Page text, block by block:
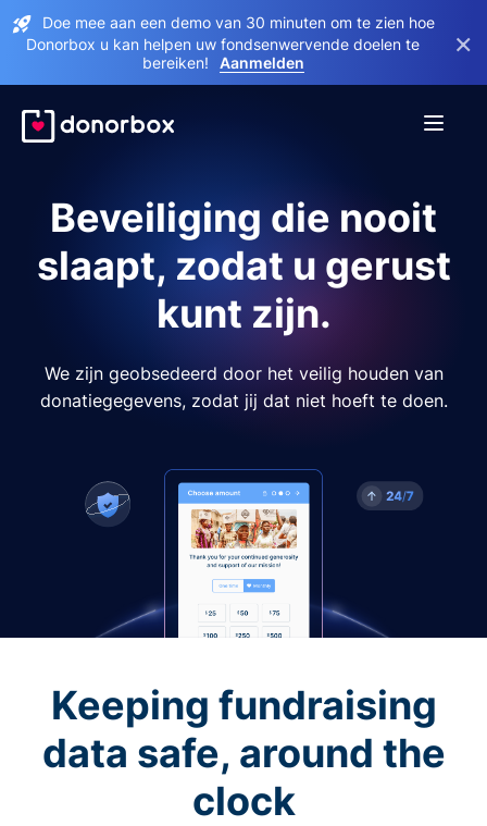
Doe mee aan een demo van 30 minuten om te zien hoe
Donorbox u kan helpen uw fondsenwervende doelen te
bereiken!
Aanmelden
×
Beveiliging die nooit
slaapt, zodat u gerust
kunt zijn.
We zijn geobsedeerd door het veilig houden van
donatiegegevens, zodat jij dat niet hoeft te doen.
Keeping fundraising
data safe, around the
clock